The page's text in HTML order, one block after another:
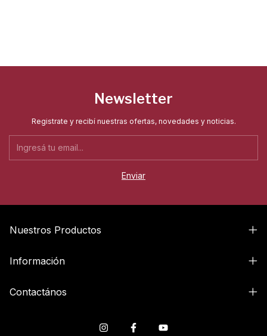
Newsletter
Registrate y recibí nuestras ofertas, novedades y noticias.
Nuestros Productos
Información
Contactános